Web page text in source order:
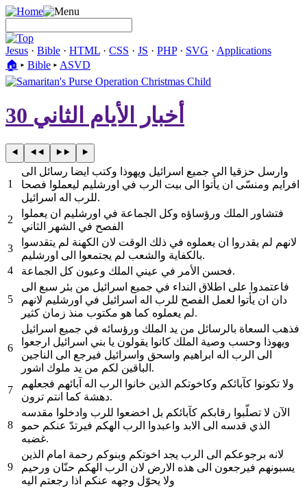
Jesus · Bible · HTML · CSS · JS · PHP· SVG · Applications
🏠︎ ▸ Bible ▸ ASVD
أخبار الأيام الثاني 30
1
وارسل حزقيا الى جميع اسرائيل ويهوذا وكتب ايضا رسائل الى
افرايم ومنسّى ان يأتوا الى بيت الرب في اورشليم ليعملوا فصحا
للرب اله اسرائيل.
2
فتشاور الملك ورؤساؤه وكل الجماعة في اورشليم ان يعملوا
الفصح في الشهر الثاني
3
لانهم لم يقدروا ان يعملوه في ذلك الوقت لان الكهنة لم يتقدسوا
بالكفاية والشعب لم يجتمعوا الى اورشليم.
4
فحسن الأمر في عيني الملك وعيون كل الجماعة.
5
فاعتمدوا على اطلاق النداء في جميع اسرائيل من بئر سبع الى
دان ان يأتوا لعمل الفصح للرب اله اسرائيل في اورشليم لانهم
لم يعملوه كما هو مكتوب منذ زمان كثير.
6
فذهب السعاة بالرسائل من يد الملك ورؤسائه في جميع اسرائيل
ويهوذا وحسب وصية الملك كانوا يقولون يا بني اسرائيل ارجعوا
الى الرب اله ابراهيم واسحق واسرائيل فيرجع الى الناجين
الباقين لكم من يد ملوك اشور.
7
ولا تكونوا كآبائكم وكاخوتكم الذين خانوا الرب اله آبائهم فجعلهم
دهشة كما انتم ترون.
8
الآن لا تصلّبوا رقابكم كآبائكم بل اخضعوا للرب وادخلوا مقدسه
الذي قدسه الى الابد واعبدوا الرب الهكم فيرتدّ عنكم حمو
غضبه.
9
لانه برجوعكم الى الرب يجد اخوتكم وبنوكم رحمة امام الذين
يسبونهم فيرجعون الى هذه الارض لان الرب الهكم حنّان ورحيم
ولا يحوّل وجهه عنكم اذا رجعتم اليه